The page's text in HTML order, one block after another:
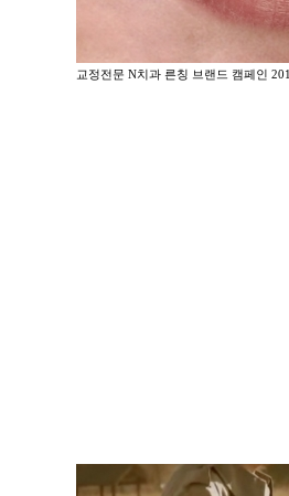
교정전문 N치과 른칭 브랜드 캠페인